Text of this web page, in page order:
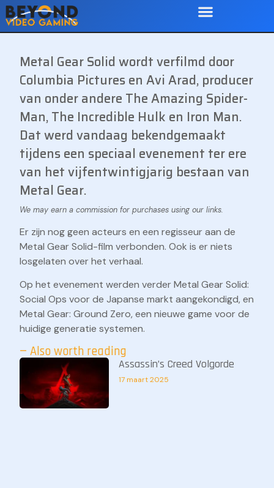
Metal Gear Solid wordt verfilmd door
Columbia Pictures en Avi Arad, producer
van onder andere The Amazing Spider-
Man, The Incredible Hulk en Iron Man.
Dat werd vandaag bekendgemaakt
tijdens een speciaal evenement ter ere
van het vijfentwintigjarig bestaan van
Metal Gear.
Er zijn nog geen acteurs en een regisseur aan de
Metal Gear Solid-film verbonden. Ook is er niets
losgelaten over het verhaal.
Op het evenement werden verder Metal Gear Solid:
Social Ops voor de Japanse markt aangekondigd, en
Metal Gear: Ground Zero, een nieuwe game voor de
huidige generatie systemen.
— Also worth reading
Assassin’s Creed Volgorde
17 maart 2025